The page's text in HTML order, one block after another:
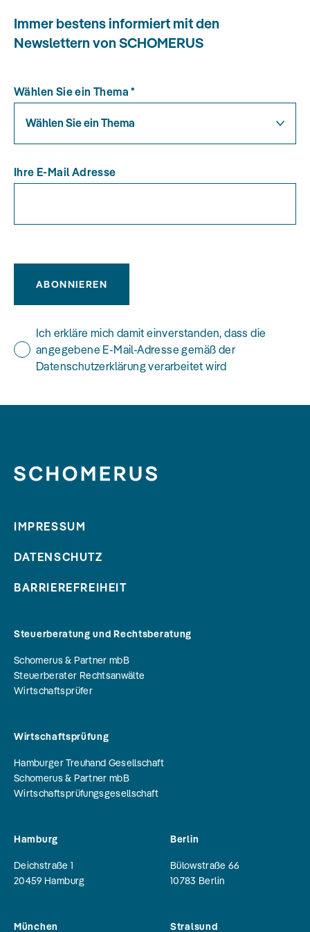
Immer bestens informiert mit den
Newslettern von SCHOMERUS
Wählen Sie ein Thema *
Wählen Sie ein Thema
Ihre E-Mail Adresse
ABONNIEREN
Ich erkläre mich damit einverstanden, dass die
angegebene E-Mail-Adresse gemäß der
Datenschutzerklärung verarbeitet wird
IMPRESSUM
DATENSCHUTZ
BARRIEREFREIHEIT
Steuerberatung und Rechtsberatung
Schomerus & Partner mbB
Steuerberater Rechtsanwälte
Wirtschaftsprüfer
Wirtschaftsprüfung
Hamburger Treuhand Gesellschaft
Schomerus & Partner mbB
Wirtschaftsprüfungsgesellschaft
Hamburg
Deichstraße 1
20459 Hamburg
Berlin
Bülowstraße 66
10783 Berlin
München Stralsund